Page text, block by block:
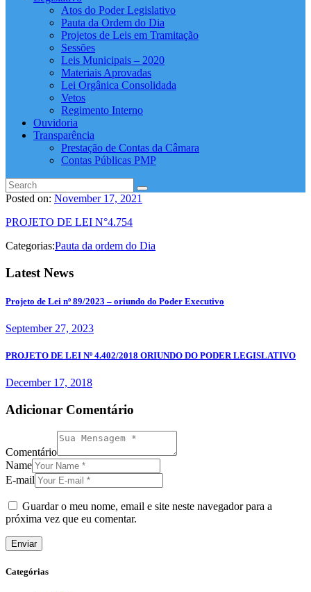
Atos do Poder Legislativo
Pauta da Ordem do Dia
Projetos de Leis em Tramitação
Sessões
Leis Municipais – 2020
Materiais Aprovadas
Lei Orgânica Consolidada
Vetos
Regimento Interno
Ouvidoria
Transparência
Prestação de Contas da Câmara
Contas Públicas PMP
Posted on: November 17, 2021
PROJETO DE LEI N°4.754
Categorias:Pauta da ordem do Dia
Latest News
Projeto de Lei nº 89/2023 – oriundo do Poder Executivo
September 27, 2023
PROJETO DE LEI Nº 4.402/2018 ORIUNDO DO PODER LEGISLATIVO
December 17, 2018
Adicionar Comentário
Comentário
Name
E-mail
Guardar o meu nome, email e site neste navegador para a
próxima vez que eu comentar.
Categórias